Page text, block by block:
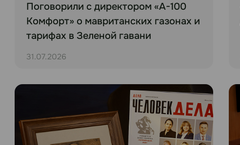
Поговорили с директором «А-100
Комфорт» о мавританских газонах и
тарифах в Зеленой гавани
31.07.2026